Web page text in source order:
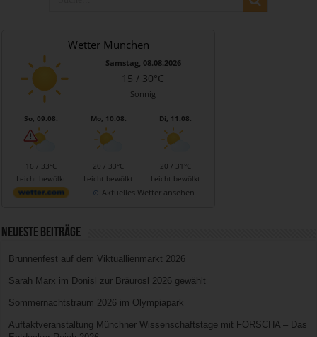
Wetter München
Samstag, 08.08.2026
15 / 30°C
Sonnig
So, 09.08.
16 / 33°C
Leicht bewölkt
Mo, 10.08.
20 / 33°C
Leicht bewölkt
Di, 11.08.
20 / 31°C
Leicht bewölkt
Aktuelles Wetter ansehen
Neueste Beiträge
Brunnenfest auf dem Viktuallienmarkt 2026
Sarah Marx im Donisl zur Bräurosl 2026 gewählt
Sommernachtstraum 2026 im Olympiapark
Auftaktveranstaltung Münchner Wissenschaftstage mit FORSCHA – Das